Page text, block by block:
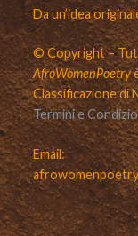
Da un’idea
© Copyright –
AfroWomenPoetry
Classificazione di
Termini e
Email: